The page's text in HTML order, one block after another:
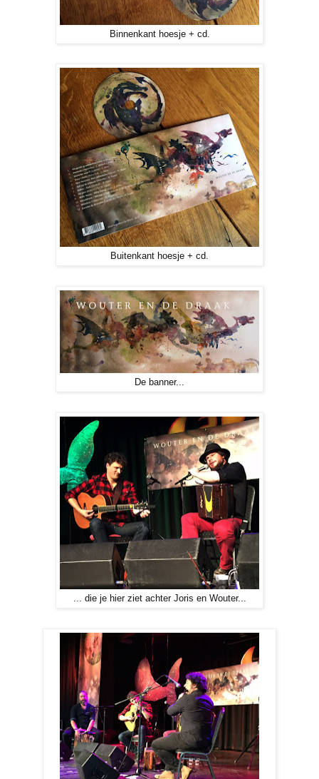
Binnenkant hoesje + cd.
Buitenkant hoesje + cd.
De banner...
... die je hier ziet achter Joris en Wouter...